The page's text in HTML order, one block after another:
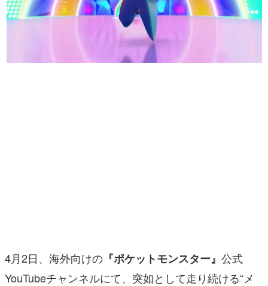
なんでゲームは面白い？
ゲーム開発者・hamatsu氏がゲームの魅力を画面や操作の
具体的な形から解き明かしていく、硬派で骨太な評論連載
その他
電ファミニコゲーマーとは？
4月2日、海外向けの 『ポケットモンスター』 公式
YouTubeチャンネルにて、突如として走り続ける“メ